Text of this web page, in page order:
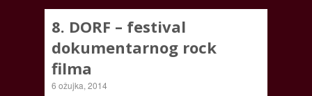
8. DORF – festival
dokumentarnog rock
filma
6 ožujka, 2014